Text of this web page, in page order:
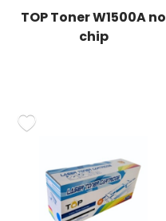
TOP Toner W1500A no
chip